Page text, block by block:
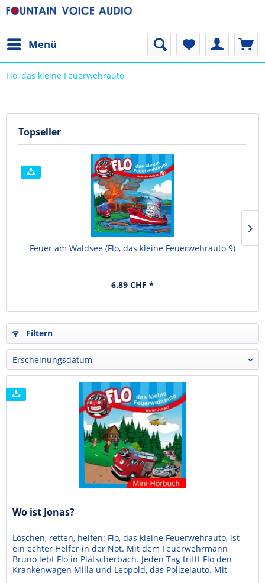
Menü
Flo, das kleine Feuerwehrauto
Topseller
Feuer am Waldsee (Flo, das kleine Feuerwehrauto 9)
6.89 CHF *
Filtern
Wo ist Jonas?
Löschen, retten, helfen: Flo, das kleine Feuerwehrauto, ist
ein echter Helfer in der Not. Mit dem Feuerwehrmann
Bruno lebt Flo in Plätscherbach. Jeden Tag trifft Flo den
Krankenwagen Milla und Leopold, das Polizeiauto. Mit